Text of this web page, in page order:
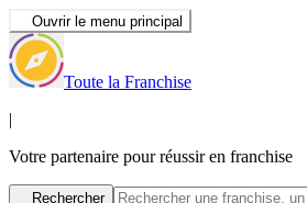
Ouvrir le menu principal
Toute la Franchise
|
Votre partenaire pour réussir en franchise
Rechercher